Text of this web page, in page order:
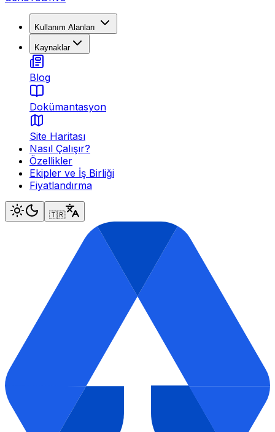
Kullanım Alanları
Kaynaklar
Blog
Dokümantasyon
Site Haritası
Nasıl Çalışır?
Özellikler
Ekipler ve İş Birliği
Fiyatlandırma
🇹🇷